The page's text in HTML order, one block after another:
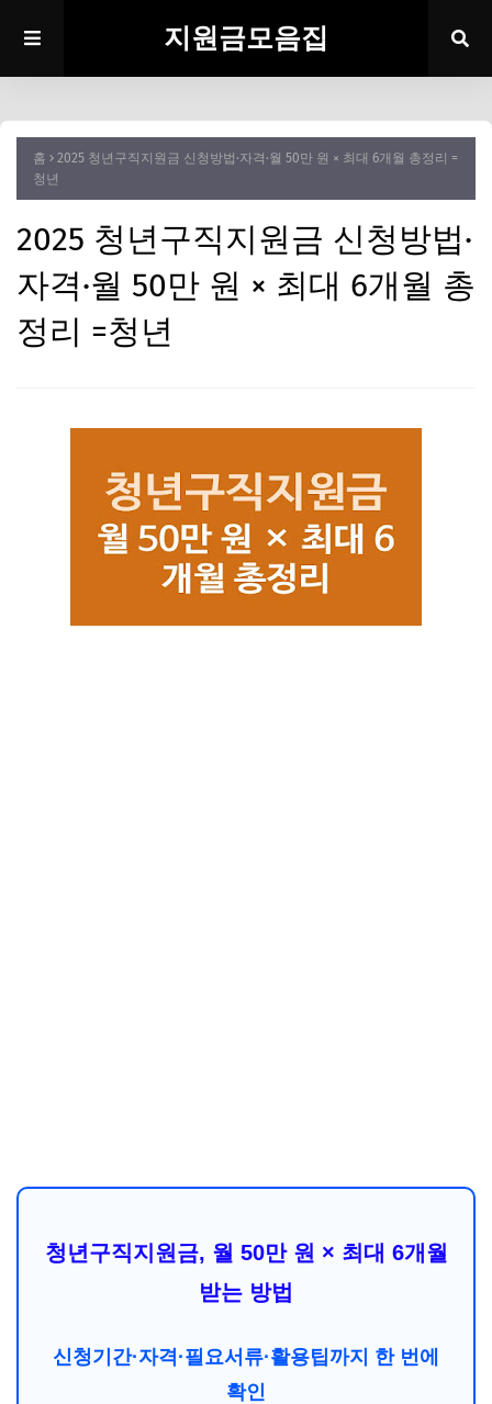
지원금모음집
홈
2025 청년구직지원금 신청방법·자격·월 50만 원 × 최대 6개월 총정리 =
청년
2025 청년구직지원금 신청방법·
자격·월 50만 원 × 최대 6개월 총
정리 =청년
청년구직지원금, 월 50만 원 × 최대 6개월
받는 방법
신청기간·자격·필요서류·활용팁까지 한 번에
확인